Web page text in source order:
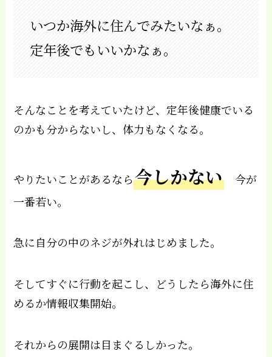
いつか海外に住んでみたいなぁ。
定年後でもいいかなぁ。
そんなことを考えていたけど、定年後健康でいる
のかも分からないし、体力もなくなる。
やりたいことがあるなら今しかない 今が
一番若い。
急に自分の中のネジが外れはじめました。
そしてすぐに行動を起こし、どうしたら海外に住
めるか情報収集開始。
それからの展開は目まぐるしかった。